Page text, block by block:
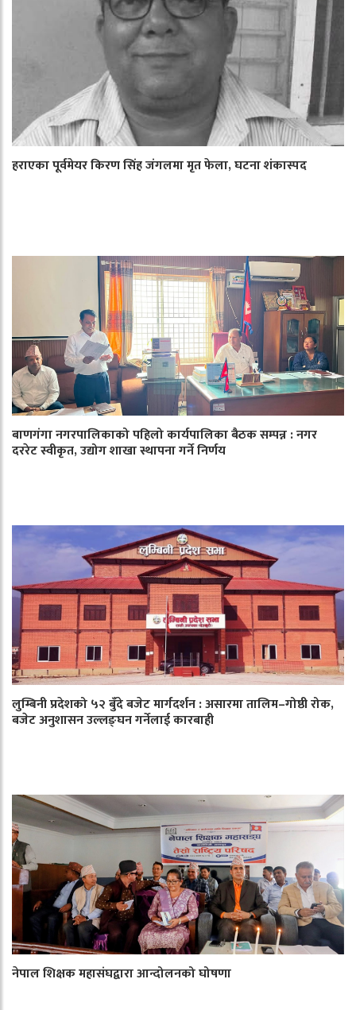
हराएका पूर्वमेयर किरण सिंह जंगलमा मृत फेला, घटना शंकास्पद
बाणगंगा नगरपालिकाको पहिलो कार्यपालिका बैठक सम्पन्न : नगर
दररेट स्वीकृत, उद्योग शाखा स्थापना गर्ने निर्णय
लुम्बिनी प्रदेशको ५२ बुँदे बजेट मार्गदर्शन : असारमा तालिम–गोष्ठी रोक,
बजेट अनुशासन उल्लङ्घन गर्नेलाई कारबाही
नेपाल शिक्षक महासंघद्वारा आन्दोलनको घोषणा